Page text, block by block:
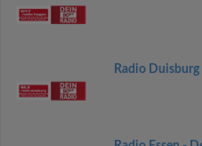
Radio